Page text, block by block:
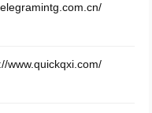
www.quickqxi.com/